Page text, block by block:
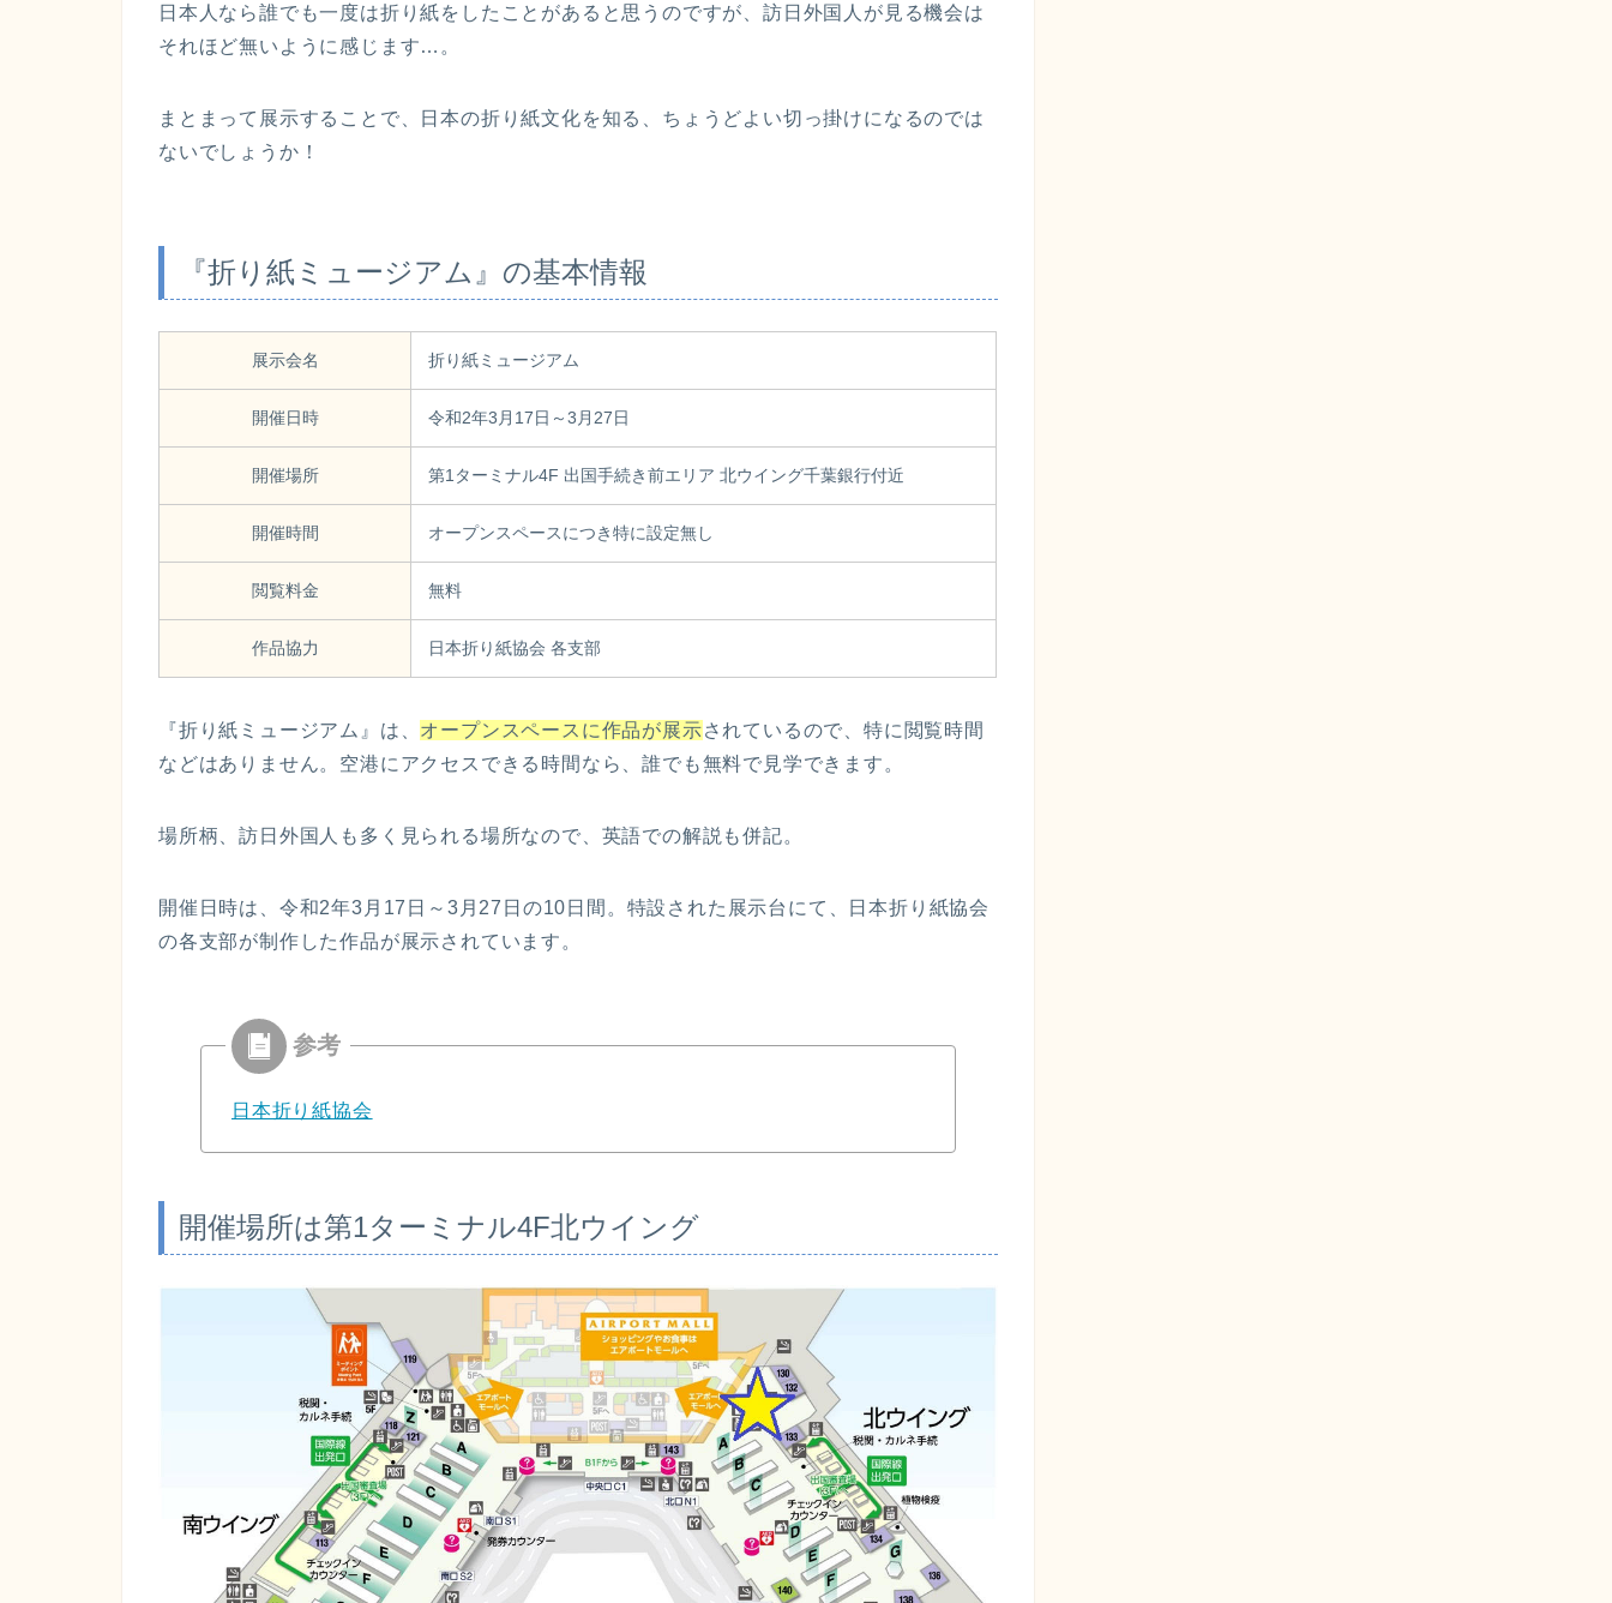
日本人なら誰でも一度は折り紙をしたことがあると思うのですが、訪日外国人が見る機会は
それほど無いように感じます…。
まとまって展示することで、日本の折り紙文化を知る、ちょうどよい切っ掛けになるのでは
ないでしょうか！
『折り紙ミュージアム』の基本情報
展示会名 折り紙ミュージアム
開催日時 令和2年3月17日～3月27日
開催場所 第1ターミナル4F 出国手続き前エリア 北ウイング千葉銀行付近
開催時間 オープンスペースにつき特に設定無し
閲覧料金 無料
作品協力 日本折り紙協会 各支部
『折り紙ミュージアム』は、 オープンスペースに作品が展示されているので、特に閲覧時間
などはありません。空港にアクセスできる時間なら、誰でも無料で見学できます。
場所柄、訪日外国人も多く見られる場所なので、英語での解説も併記。
開催日時は、令和2年3月17日～3月27日の10日間。特設された展示台にて、日本折り紙協会
の各支部が制作した作品が展示されています。
日本折り紙協会
開催場所は第1ターミナル4F北ウイング